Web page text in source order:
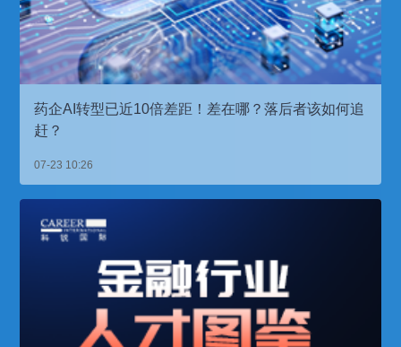
药企AI转型已近10倍差距！差在哪？落后者该如何追
赶？
07-23 10:26